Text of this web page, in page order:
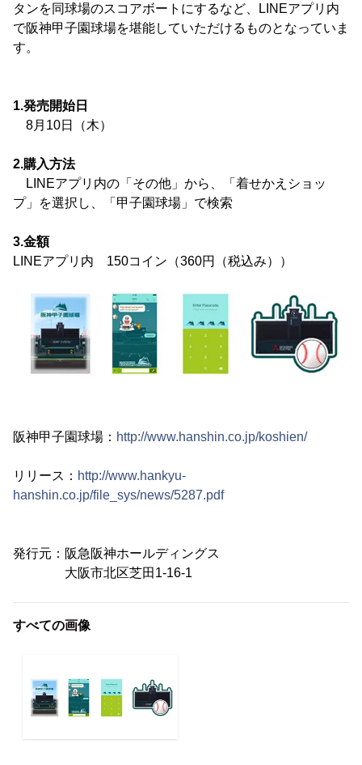
タンを同球場のスコアボートにするなど、LINEアプリ内
で阪神甲子園球場を堪能していただけるものとなっていま
す。
1.発売開始日
8月10日（木）
2.購入方法
LINEアプリ内の「その他」から、「着せかえショッ
プ」を選択し、「甲子園球場」で検索
3.金額
LINEアプリ内 150コイン（360円（税込み））
阪神甲子園球場： http://www.hanshin.co.jp/koshien/
リリース： http://www.hankyu-
hanshin.co.jp/file_sys/news/5287.pdf
発行元：阪急阪神ホールディングス
大阪市北区芝田1-16-1
すべての画像